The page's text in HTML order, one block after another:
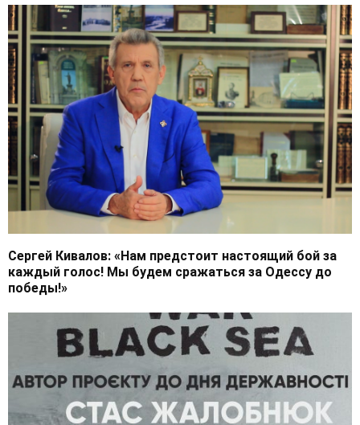
Сергей Кивалов: «Нам предстоит настоящий бой за
каждый голос! Мы будем сражаться за Одессу до
победы!»